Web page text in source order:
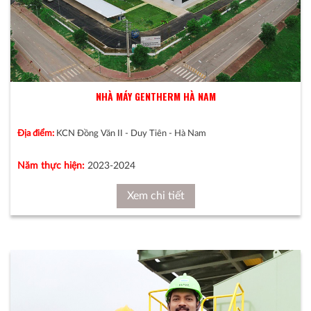
NHÀ MÁY GENTHERM HÀ NAM
Địa điểm: KCN Đồng Văn II - Duy Tiên - Hà Nam
Năm thực hiện: 2023-2024
Xem chi tiết